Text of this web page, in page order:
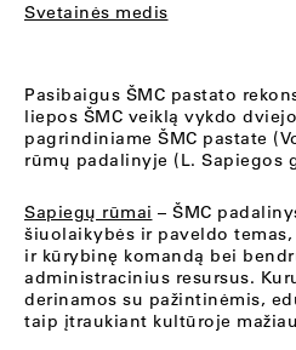
Svetainės medis
Pasibaigus ŠMC pastato
liepos ŠMC veiklą vykdo
pagrindiniame ŠMC pastate
rūmų padalinyje (L. Sapiegos
Sapiegų rūmai – ŠMC
šiuolaikybės ir paveldo
ir kūrybinę komandą bei
administracinius resursus.
derinamos su pažintinėmis,
taip įtraukiant kultūroje